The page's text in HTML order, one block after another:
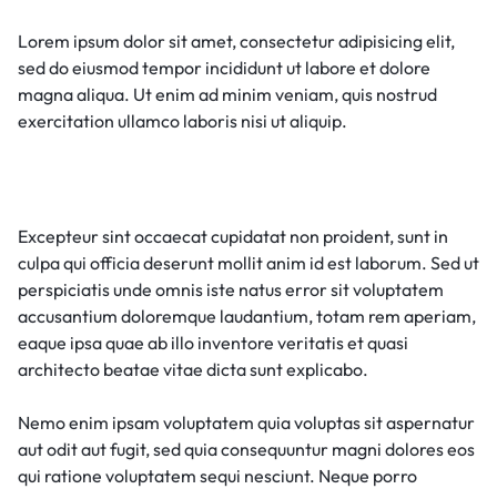
Lorem ipsum dolor sit amet, consectetur adipisicing elit,
sed do eiusmod tempor incididunt ut labore et dolore
magna aliqua. Ut enim ad minim veniam, quis nostrud
exercitation ullamco laboris nisi ut aliquip.
Excepteur sint occaecat cupidatat non proident, sunt in
culpa qui officia deserunt mollit anim id est laborum. Sed ut
perspiciatis unde omnis iste natus error sit voluptatem
accusantium doloremque laudantium, totam rem aperiam,
eaque ipsa quae ab illo inventore veritatis et quasi
architecto beatae vitae dicta sunt explicabo.
Nemo enim ipsam voluptatem quia voluptas sit aspernatur
aut odit aut fugit, sed quia consequuntur magni dolores eos
qui ratione voluptatem sequi nesciunt. Neque porro